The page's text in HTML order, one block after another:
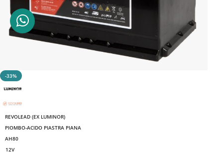
-33%
REVOLEAD (EX LUMINOR)
PIOMBO-ACIDO PIASTRA PIANA
AH80
12V